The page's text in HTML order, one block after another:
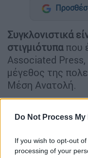
Do Not Process
If you wish to opt-out
processing of your
Συγκλονιστικά
στιγμιότυπαπου
Associated
μέγεθος της
Μέση Ανατολή.
ανατολική Συρία
ιρανικό πύραυλο,